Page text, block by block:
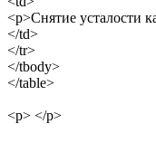
<p>Снятие усталости
</td>
</tr>
</tbody>
</table>
<p> </p>